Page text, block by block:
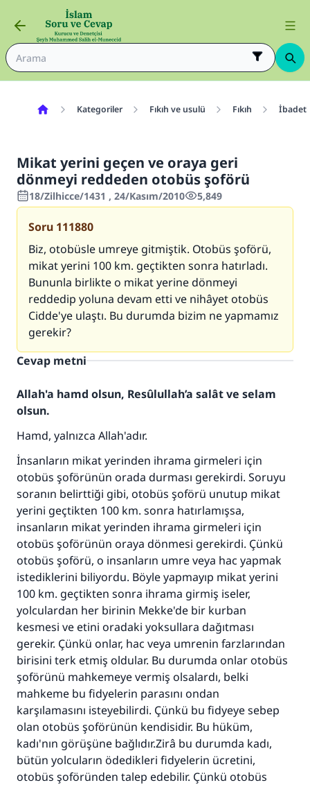
Kategoriler Fıkıh ve usulü Fıkıh
Mikat yerini geçen ve oraya geri
dönmeyi reddeden otobüs şoförü
18/Zilhicce/1431 , 24/Kasım/2010 5,849
Soru 111880
Biz, otobüsle umreye gitmiştik. Otobüs şoförü,
mikat yerini 100 km. geçtikten sonra hatırladı.
Bununla birlikte o mikat yerine dönmeyi
reddedip yoluna devam etti ve nihâyet otobüs
Cidde'ye ulaştı. Bu durumda bizim ne yapmamız
gerekir?
Cevap metni
Allah'a hamd olsun, Resûlullah’a salât ve selam
olsun.
Hamd, yalnızca Allah'adır.
İnsanların mikat yerinden ihrama girmeleri için
otobüs şoförünün orada durması gerekirdi. Soruyu
soranın belirttiği gibi, otobüs şoförü unutup mikat
yerini geçtikten 100 km. sonra hatırlamışsa,
insanların mikat yerinden ihrama girmeleri için
otobüs şoförünün oraya dönmesi gerekirdi. Çünkü
otobüs şoförü, o insanların umre veya hac yapmak
istediklerini biliyordu. Böyle yapmayıp mikat yerini
100 km. geçtikten sonra ihrama girmiş iseler,
yolculardan her birinin Mekke'de bir kurban
kesmesi ve etini oradaki yoksullara dağıtması
gerekir. Çünkü onlar, hac veya umrenin farzlarından
birisini terk etmiş oldular. Bu durumda onlar otobüs
şoförünü mahkemeye vermiş olsalardı, belki
mahkeme bu fidyelerin parasını ondan
karşılamasını isteyebilirdi. Çünkü bu fidyeye sebep
olan otobüs şoförünün kendisidir. Bu hüküm,
kadı'nın görüşüne bağlıdır.Zirâ bu durumda kadı,
bütün yolcuların ödedikleri fidyelerin ücretini,
otobüs şoföründen talep edebilir. Çünkü otobüs
110845 Nolu Cevap, bir evliliği
kurtardı.
Ümmete cevapları ulaştırmak için bizi destekle
Rasulullah ﷺ şöyle dedi:
Her kim bir hayra yol gösterirse , hayrı yapan
kişinin sevabı kadar ona sevap yazılır.
(MUSLIM 1893)
Şimdi katkı yapın!